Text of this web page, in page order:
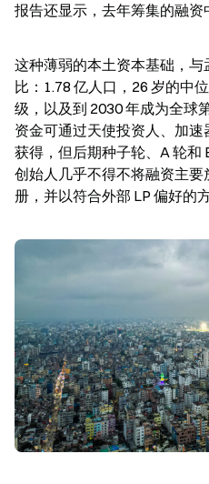
报告还显示，去年筹集的融资
这种薄弱的本土资本基础，
比：1.78 亿人口，26 岁的中
级，以及到 2030 年成为全球
资金可通过天使投资人、加
获得，但后期种子轮、A 轮和
创始人几乎不得不将融资主
册，并以符合外部 LP 偏好的